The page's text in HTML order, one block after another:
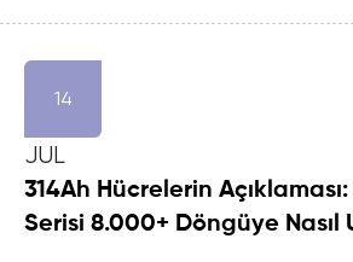
14
JUL
314Ah Hücrelerin
Serisi 8.000+ Döngüye Nasıl